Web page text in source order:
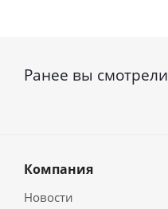
Ранее вы смотрели
Компания
Новости